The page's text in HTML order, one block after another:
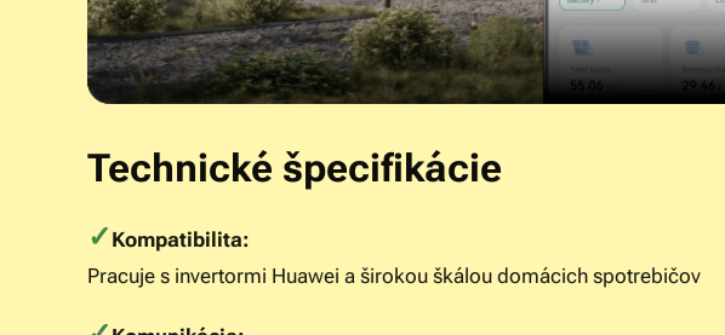
Technické špecifikácie
✓ Kompatibilita:
Pracuje s invertormi Huawei a širokou škálou domácich spotrebičov